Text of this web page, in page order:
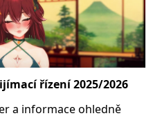
řízení 2025/2026
a informace ohledně